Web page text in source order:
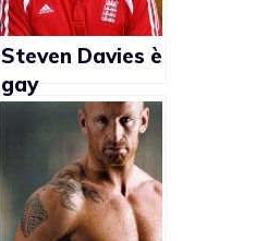
Steven Davies è
gay